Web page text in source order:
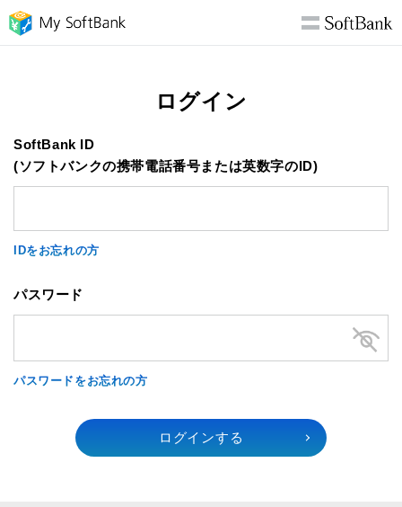
ログイン
SoftBank ID
(ソフトバンクの携帯電話番号または英数字のID)
IDをお忘れの方
パスワード
パスワードをお忘れの方